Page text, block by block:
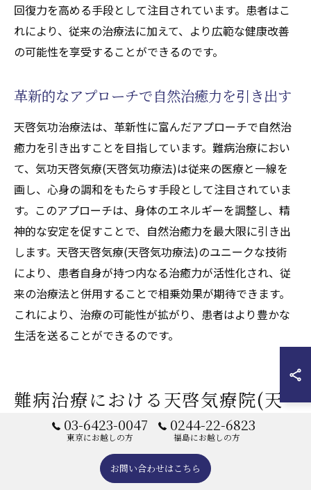
回復力を高める手段として注目されています。患者はこ
れにより、従来の治療法に加えて、より広範な健康改善
の可能性を享受することができるのです。
革新的なアプローチで自然治癒力を引き出す
天啓気功治療法は、革新性に富んだアプローチで自然治
癒力を引き出すことを目指しています。難病治療におい
て、気功天啓気療(天啓気功療法)は従来の医療と一線を
画し、心身の調和をもたらす手段として注目されていま
す。このアプローチは、身体のエネルギーを調整し、精
神的な安定を促すことで、自然治癒力を最大限に引き出
します。天啓天啓気療(天啓気功療法)のユニークな技術
により、患者自身が持つ内なる治癒力が活性化され、従
来の治療法と併用することで相乗効果が期待できます。
これにより、治療の可能性が拡がり、患者はより豊かな
生活を送ることができるのです。
難病治療における天啓気療院(天
啓気功治療院)の役割とは
03-6423-0047
東京にお越しの方
0244-22-6823
福島にお越しの方
お問い合わせはこちら